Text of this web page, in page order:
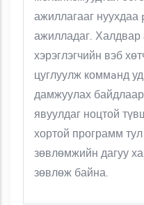
ажиллагааг
ажилладаг. Халдвар
хэрэглэгчийн вэб
цуглуулж коммaнд
дамжуулах
явуулдаг ноцтой
хортой программ
зөвлөмжийн дагуу
зөвлөж байна.